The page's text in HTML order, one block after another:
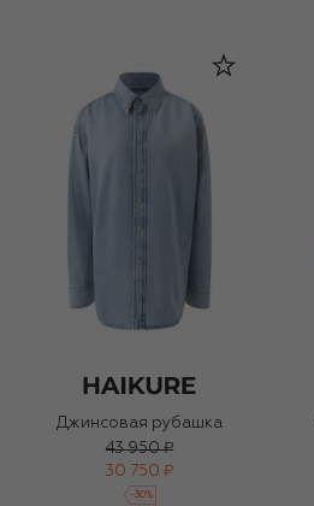
Джинсовая рубашка
43 950 ₽
30 750 ₽
-30%